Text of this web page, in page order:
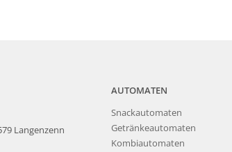
Langenzenn
AUTOMATEN
Snackautomaten
Getränkeautomaten
Kombiautomaten